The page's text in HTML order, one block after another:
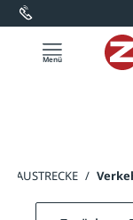
springen
/